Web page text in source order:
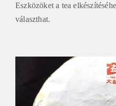
Eszközöket a tea
választhat.